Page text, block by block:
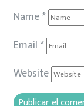
Name*
Email *
Website